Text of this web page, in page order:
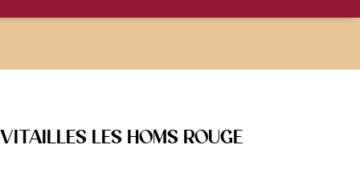
LES HOMS ROUGE